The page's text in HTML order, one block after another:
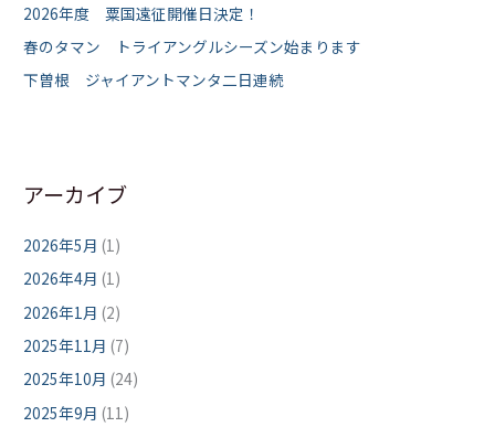
2026年度 粟国遠征開催日決定！
春のタマン トライアングルシーズン始まります
下曽根 ジャイアントマンタ二日連続
アーカイブ
2026年5月 (1)
2026年4月 (1)
2026年1月 (2)
2025年11月 (7)
2025年10月 (24)
2025年9月 (11)